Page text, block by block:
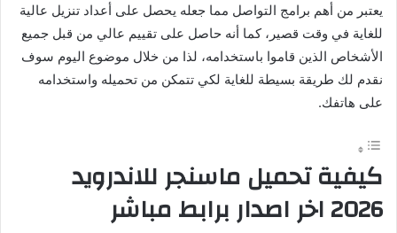
يعتبر من أهم برامج التواصل مما جعله يحصل على أعداد تنزيل عالية
للغاية في وقت قصير، كما أنه حاصل على تقييم عالي من قبل جميع
الأشخاص الذين قاموا باستخدامه، لذا من خلال موضوع اليوم سوف
نقدم لك طريقة بسيطة للغاية لكي تتمكن من تحميله واستخدامه
على هاتفك.
كيفية تحميل ماسنجر للاندرويد
2026 اخر اصدار برابط مباشر